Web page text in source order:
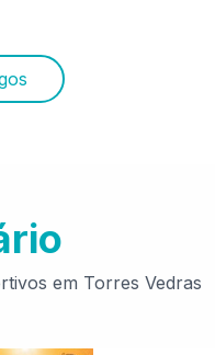
em Torres Vedras